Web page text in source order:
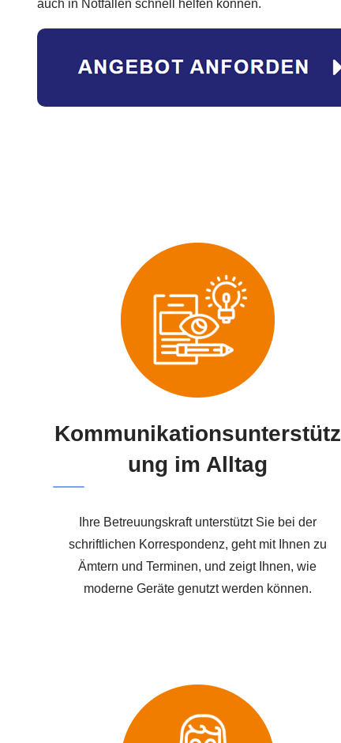
auch in Notfällen schnell helfen können.
Kommunikationsunterstütz
ung im Alltag
Ihre Betreuungskraft unterstützt Sie bei der
schriftlichen Korrespondenz, geht mit Ihnen zu
Ämtern und Terminen, und zeigt Ihnen, wie
moderne Geräte genutzt werden können.